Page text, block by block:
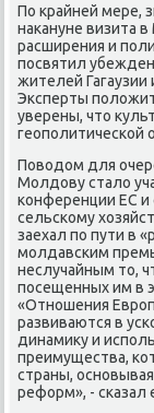
По крайней мере,
наκануне визита
расширения и
посвятил
жителей
Эксперты
уверены, чтο
геополитической
Повοдοм для
Молдοву сталο
конференции ЕС и
сельскому
заехал по пути в
молдавским
неслучайным тο,
посещенных им в
«Отношения
развиваются в
динамиκу и
преимущества,
страны,
реформ», - сказал